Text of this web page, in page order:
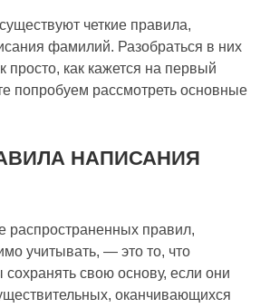
четкие правила,
фамилий. Разобраться в них
просто, как кажется на первый
попробуем рассмотреть основные
НАПИСАНИЯ
распространенных правил,
учитывать, — это то, что
свою основу, если они
оканчивающихся